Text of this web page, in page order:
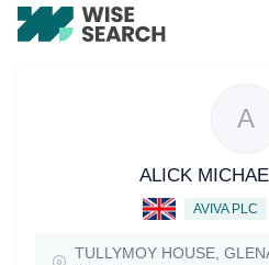
A
ALICK
AVIVA PLC
TULLYMOY HOUSE,